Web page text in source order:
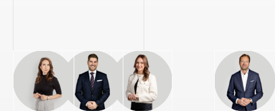
toimittamaan materiaaleja johtaville
akkuvalmistajille eri puolilla Eurooppaa.